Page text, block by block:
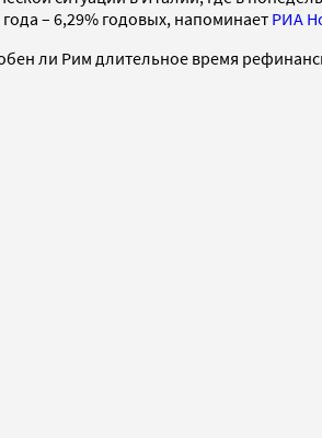
– 6,29% годовых, напоминает РИА
ли Рим длительное время